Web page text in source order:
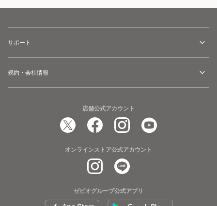
サポート
規約・会社情報
店舗公式アカウント
オンラインストア公式アカウント
ゼビオグループ公式アプリ